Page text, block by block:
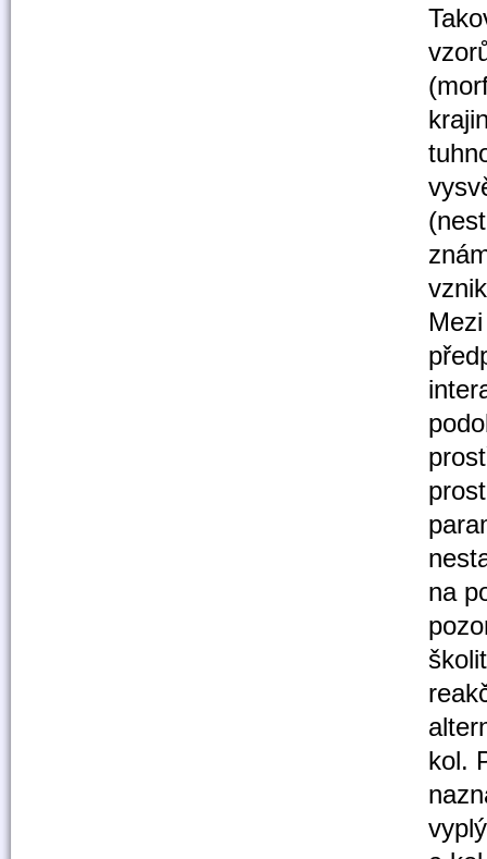
na
kol.